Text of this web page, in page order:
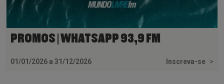
PROMOS | WHATSAPP 93,9 FM
01/01/2026 a 31/12/2026 Inscreva-se >